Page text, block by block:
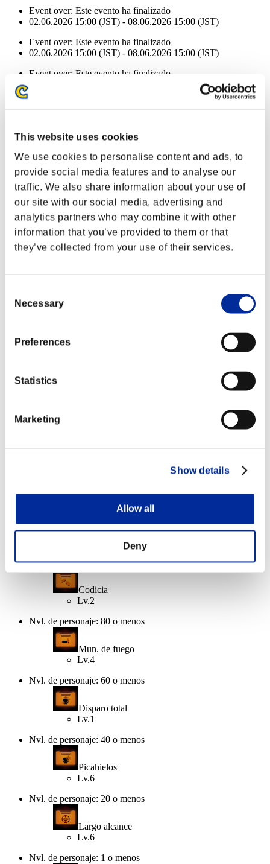
This website uses cookies
We use cookies to personalise content and ads, to
provide social media features and to analyse our
traffic. We also share information about your use of
our site with our social media, advertising and
analytics partners who may combine it with other
information that you’ve provided to them or that
they’ve collected from your use of their services.
Selection
Necessary
Preferences
Statistics
Marketing
Show details
Allow all
Deny
Event over: Este evento ha finalizado
02.06.2026 15:00 (JST) - 08.06.2026 15:00 (JST)
Event over: Este evento ha finalizado
02.06.2026 15:00 (JST) - 08.06.2026 15:00 (JST)
Event over: Este evento ha finalizado
02.06.2026 15:00 (JST) - 08.06.2026 15:00 (JST)
Recompensas de evento
Por logros
Nvl. de personaje: 100 o menos
Codicia
Nvl. de personaje: 80 o menos
Mun. de fuego
Lv.4
Nvl. de personaje: 60 o menos
Nvl. de personaje: 1 o menos
Recompensas de evento
Nvl. de personaje: 100 o menos
Codicia
Lv.2
Nvl. de personaje: 80 o menos
Mun. de fuego
Lv.4
Nvl. de personaje: 60 o menos
Disparo total
Lv.1
Nvl. de personaje: 40 o menos
Picahielos
Lv.6
Nvl. de personaje: 20 o menos
Largo alcance
Lv.6
Nvl. de personaje: 1 o menos